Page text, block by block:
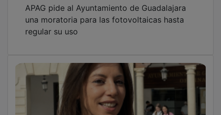
APAG pide al Ayuntamiento de Guadalajara
una moratoria para las fotovoltaicas hasta
regular su uso